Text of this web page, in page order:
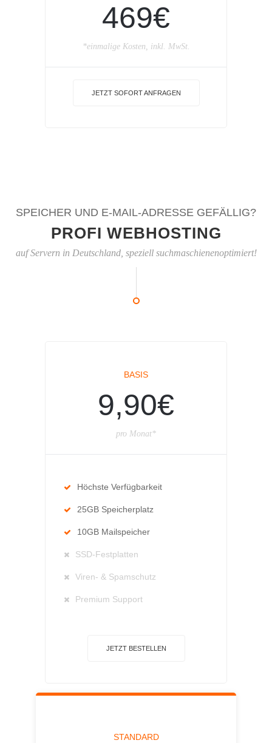
469€
*einmalige Kosten, inkl. MwSt.
JETZT SOFORT ANFRAGEN
SPEICHER UND E-MAIL-ADRESSE GEFÄLLIG?
PROFI WEBHOSTING
auf Servern in Deutschland, speziell suchmaschienenoptimiert!
BASIS
9,90€
pro Monat*
Höchste Verfügbarkeit
25GB Speicherplatz
10GB Mailspeicher
SSD-Festplatten
Viren- & Spamschutz
Premium Support
JETZT BESTELLEN
STANDARD